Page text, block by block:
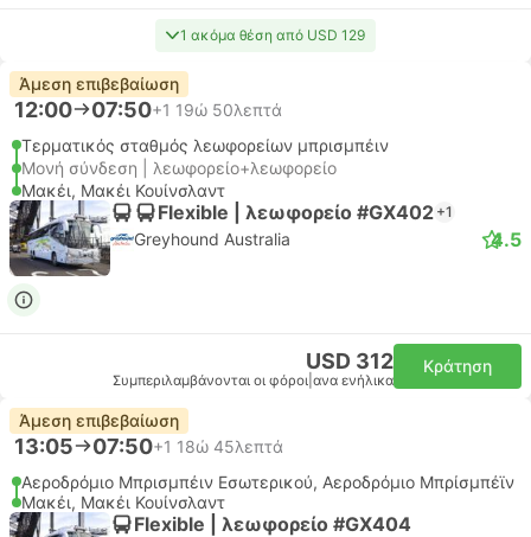
1 ακόμα θέση από USD 129
Άμεση επιβεβαίωση
12:00 07:50+1 19ώ 50λεπτά
Τερματικός σταθμός λεωφορείων μπρισμπέιν
Μονή σύνδεση | λεωφορείο+λεωφορείο
Μακέι, Μακέι Κουίνσλαντ
Flexible | λεωφορείο #GX402 +1
Greyhound Australia 4.5
USD 312
Συμπεριλαμβάνονται οι φόροι ανα ενήλικα
Κράτηση
Άμεση επιβεβαίωση
13:05 07:50+1 18ώ 45λεπτά
Αεροδρόμιο Μπρισμπέιν Εσωτερικού, Αεροδρόμιο Μπρίσμπέϊν
Μακέι, Μακέι Κουίνσλαντ
Flexible | λεωφορείο #GX404